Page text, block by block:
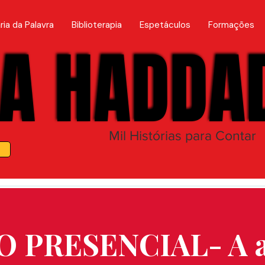
da Palavra Biblioterapia Espetáculos Formações
Mil Histórias para Contar
PRESENCIAL- A